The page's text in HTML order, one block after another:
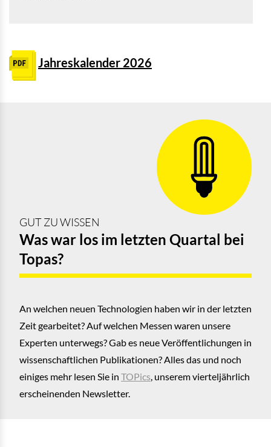
Jahreskalender 2026
GUT ZU WISSEN
Was war los im letzten Quartal bei
Topas?
An welchen neuen Technologien haben wir in der letzten
Zeit gearbeitet? Auf welchen Messen waren unsere
Experten unterwegs? Gab es neue Veröffentlichungen in
wissenschaftlichen Publikationen? Alles das und noch
einiges mehr lesen Sie in TOPics, unserem vierteljährlich
erscheinenden Newsletter.